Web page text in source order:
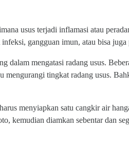
usus terjadi inflamasi atau
gangguan imun, atau bisa juga
dalam mengatasi radang usus.
mengurangi tingkat radang usus.
menyiapkan satu cangkir air
kemudian diamkan sebentar dan